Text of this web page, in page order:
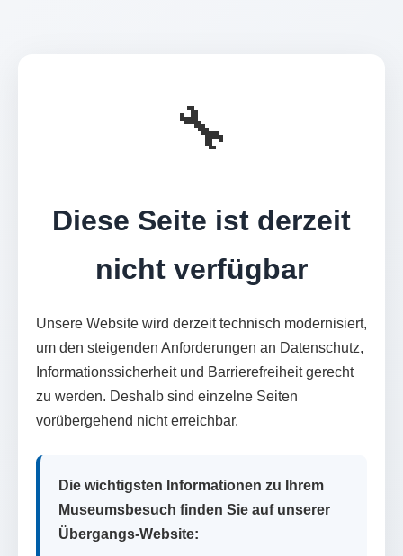
🔧
Diese Seite ist derzeit
nicht verfügbar
Unsere Website wird derzeit technisch modernisiert,
um den steigenden Anforderungen an Datenschutz,
Informationssicherheit und Barrierefreiheit gerecht
zu werden. Deshalb sind einzelne Seiten
vorübergehend nicht erreichbar.
Die wichtigsten Informationen zu Ihrem
Museumsbesuch finden Sie auf unserer
Übergangs-Website: